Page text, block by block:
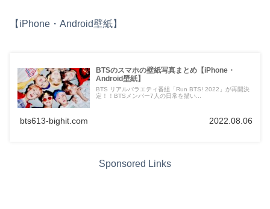
【iPhone・Android壁紙】
BTSのスマホの壁紙写真まとめ【iPhone・
Android壁紙】
BTS リアルバラエティ番組「Run BTS! 2022」が再開決
定！！BTSメンバー7人の日常を描い...
bts613-bighit.com 2022.08.06
Sponsored Links